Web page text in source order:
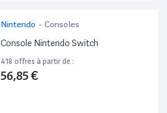
Nintendo - Consoles
Console Nintendo Switch
418 offres à partir de :
56,85 €